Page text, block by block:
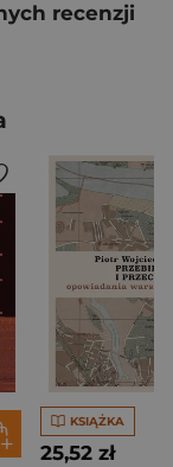
recenzji
KSIĄŻKA
25,52 zł